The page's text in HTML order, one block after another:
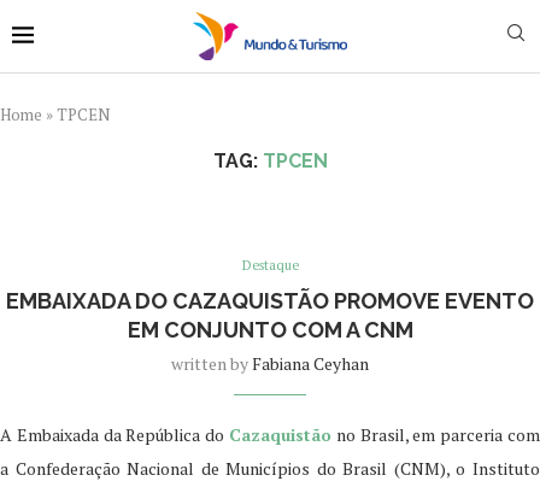
Home »TPCEN
TAG: TPCEN
Destaque
EMBAIXADA DO CAZAQUISTÃO PROMOVE EVENTO
EM CONJUNTO COM A CNM
written byFabiana Ceyhan
A Embaixada da República do Cazaquistão no Brasil, em parceria com
a Confederação Nacional de Municípios do Brasil (CNM), o Instituto